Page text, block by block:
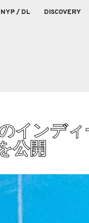
NYP / DL DISCOVERY
インデ
公開